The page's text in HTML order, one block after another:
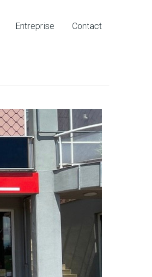
Entreprise Contact